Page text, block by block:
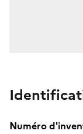
Numéro